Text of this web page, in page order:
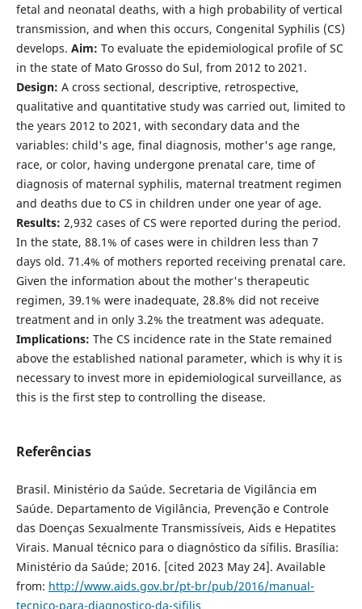
fetal and neonatal deaths, with a high probability of vertical
transmission, and when this occurs, Congenital Syphilis (CS)
develops. Aim: To evaluate the epidemiological profile of SC
in the state of Mato Grosso do Sul, from 2012 to 2021.
Design: A cross sectional, descriptive, retrospective,
qualitative and quantitative study was carried out, limited to
the years 2012 to 2021, with secondary data and the
variables: child's age, final diagnosis, mother's age range,
race, or color, having undergone prenatal care, time of
diagnosis of maternal syphilis, maternal treatment regimen
and deaths due to CS in children under one year of age.
Results: 2,932 cases of CS were reported during the period.
In the state, 88.1% of cases were in children less than 7
days old. 71.4% of mothers reported receiving prenatal care.
Given the information about the mother's therapeutic
regimen, 39.1% were inadequate, 28.8% did not receive
treatment and in only 3.2% the treatment was adequate.
Implications: The CS incidence rate in the State remained
above the established national parameter, which is why it is
necessary to invest more in epidemiological surveillance, as
this is the first step to controlling the disease.
Referências
Brasil. Ministério da Saúde. Secretaria de Vigilância em
Saúde. Departamento de Vigilância, Prevenção e Controle
das Doenças Sexualmente Transmissíveis, Aids e Hepatites
Virais. Manual técnico para o diagnóstico da sífilis. Brasília:
Ministério da Saúde; 2016. [cited 2023 May 24]. Available
from: http://www.aids.gov.br/pt-br/pub/2016/manual-
tecnico-para-diagnostico-da-sifilis